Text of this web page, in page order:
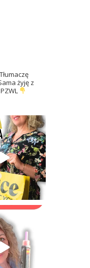
Tłumaczę
żyję z